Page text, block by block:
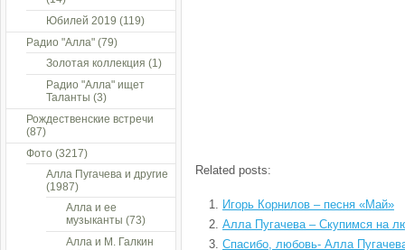
Related posts:
Игорь Корнилов – песня «Май»
Алла Пугачева – Скупимся на
Спасибо, любовь- Алла
Юбилей 2019 (119)
Радио "Алла" (79)
Золотая коллекция (1)
Радио "Алла" ищет
Таланты (3)
Рождественские встречи
(87)
Фото (3217)
Алла Пугачева и другие
(1987)
Алла и ее
музыканты (73)
Алла и М. Галкин